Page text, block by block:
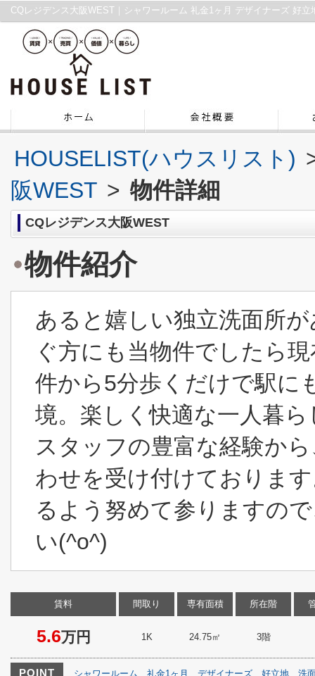
HOUSELIST(ハウスリスト)
阪WEST > 物件詳細
CQレジデンス大阪WEST
物件紹介
あると嬉しい独立洗面所
ぐ方にも当物件でしたら
件から5分歩くだけで駅に
境。楽しく快適な一人暮
スタッフの豊富な経験か
わせを受け付けておりま
るよう努めて参りますの
い(^o^)
賃料
5.6万円
間取り
1K
専有面積
24.75㎡
所在階
3階
POINT シャワールーム 礼金1ヶ月 デザイナーズ 好立地 洗